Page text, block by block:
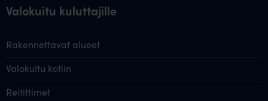
Valokuitu kuluttajille
Rakennettavat alueet
Valokuitu kotiin
Reitittimet